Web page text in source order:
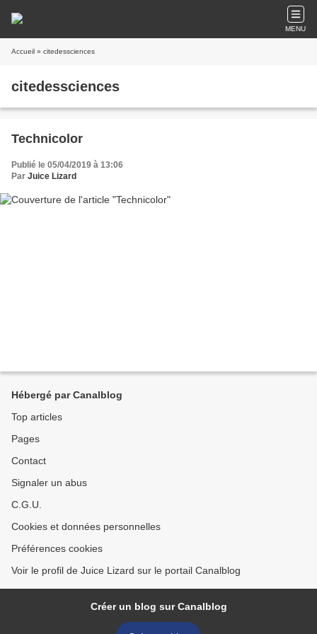
MENU
Accueil » citedessciences
citedessciences
Technicolor
Publié le 05/04/2019 à 13:06
Par Juice Lizard
Hébergé par Canalblog
Top articles
Pages
Contact
Signaler un abus
C.G.U.
Cookies et données personnelles
Préférences cookies
Voir le profil de Juice Lizard sur le portail Canalblog
Créer un blog sur Canalblog